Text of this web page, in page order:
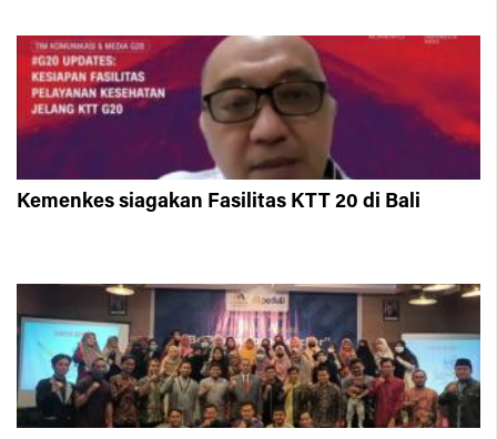
Kemenkes siagakan Fasilitas KTT 20 di Bali